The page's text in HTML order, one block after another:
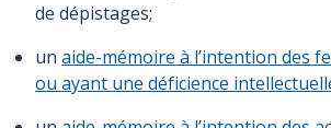
de dépistages;
un aide-mémoire à l’intention des
ou ayant une déficience